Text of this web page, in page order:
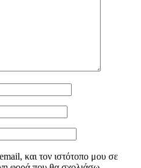
και τον ιστότοπο μου σε